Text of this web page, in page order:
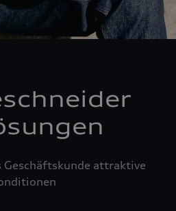
Geschäftskunde attraktive